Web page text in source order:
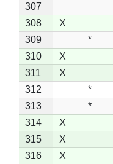
307
308
X
309
*
310
X
311
X
312
*
313
*
314
X
315
X
316
X